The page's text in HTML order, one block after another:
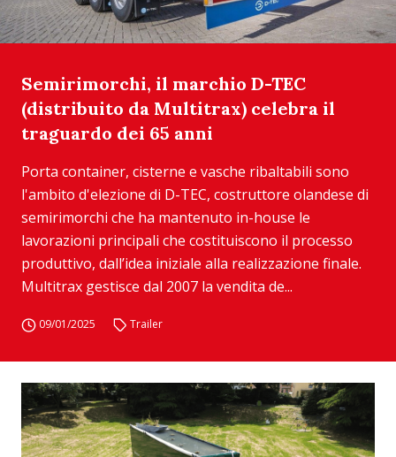
Semirimorchi, il marchio D-TEC
(distribuito da Multitrax) celebra il
traguardo dei 65 anni
Porta container, cisterne e vasche ribaltabili sono
l'ambito d'elezione di D-TEC, costruttore olandese di
semirimorchi che ha mantenuto in-house le
lavorazioni principali che costituiscono il processo
produttivo, dall’idea iniziale alla realizzazione finale.
Multitrax gestisce dal 2007 la vendita de...
09/01/2025 Trailer